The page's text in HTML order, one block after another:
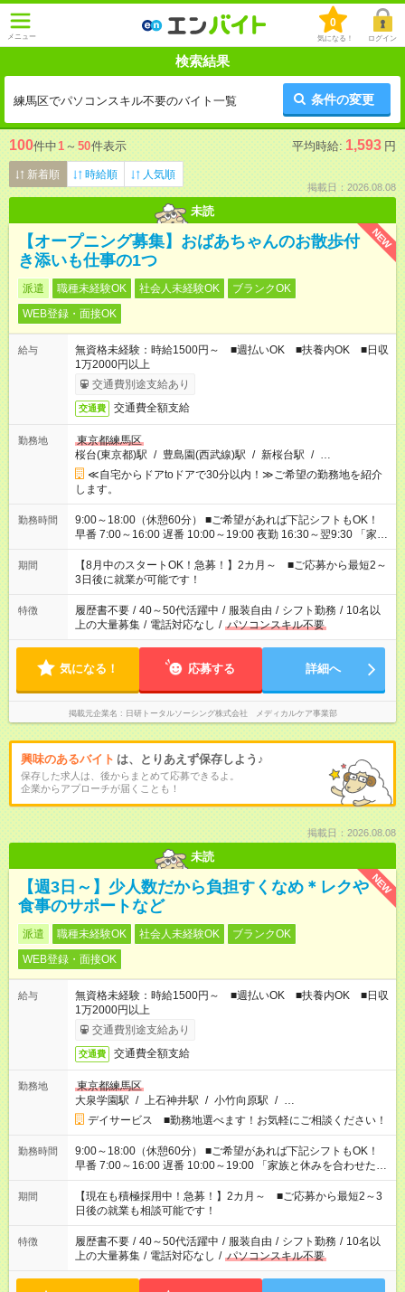
メニュー
0
気になる！ ログイン
検索結果
練馬区でパソコンスキル不要のバイト一覧 条件の変更
100件中1 ～ 50件表示 平均時給: 1,593 円
新着順 時給順 人気順
掲載日：2026.08.08
未読
NEW
【オープニング募集】おばあちゃんのお散歩付
き添いも仕事の1つ
派遣 職種未経験OK 社会人未経験OK
ブランクOK
WEB登録・面接OK
給与
無資格未経験：時給1500円～ ■週払いOK ■扶養内OK ■日収
1万2000円以上
交通費別途支給あり
交通費 交通費全額支給
勤務地
東京都練馬区
桜台(東京都)駅 / 豊島園(西武線)駅 / 新桜台駅 / …
≪自宅からドアtoドアで30分以内！≫ご希望の勤務地を紹介
します。
勤務時間
9:00～18:00（休憩60分） ■ご希望があれば下記シフトもOK！
早番 7:00～16:00 遅番 10:00～19:00 夜勤 16:30～翌9:30 「家族
と休みを合わせたい」 「余裕を持って夕飯の準備がしたい」
「できれば残業はしたくない」 など、ご希望を教えてください
ね。 ※Wワーク希望の方へ 今ご覧のお仕事で希望する勤務時間
と、もう1つのお仕事の勤務時間。 合計で週40時間を超える場
合は応募できません。
期間
【8月中のスタートOK！急募！】2カ月～ ■ご応募から最短2～
3日後に就業が可能です！
特徴 履歴書不要 / 40～50代活躍中 / 服装自由 / シフト勤務 / 10名以
上の大量募集 / 電話対応なし / パソコンスキル不要
気になる！ 応募する 詳細へ
掲載元企業名 日研トータルソーシング株式会社 メディカルケア事業部
興味のあるバイト は、とりあえず保存しよう♪
保存した求人は、後からまとめて応募できるよ。
企業からアプローチが届くことも！
掲載日：2026.08.08
未読
NEW
【週3日～】少人数だから負担すくなめ＊レクや
食事のサポートなど
派遣 職種未経験OK 社会人未経験OK
ブランクOK
WEB登録・面接OK
給与
無資格未経験：時給1500円～ ■週払いOK ■扶養内OK ■日収
1万2000円以上
交通費別途支給あり
交通費 交通費全額支給
勤務地
東京都練馬区
大泉学園駅 / 上石神井駅 / 小竹向原駅 / …
デイサービス ■勤務地選べます！お気軽にご相談ください！
勤務時間
9:00～18:00（休憩60分） ■ご希望があれば下記シフトもOK！
早番 7:00～16:00 遅番 10:00～19:00 「家族と休みを合わせた
い」 「余裕を持って夕飯の準備がしたい」 「できれば残業はし
たくない」 など、ご希望を教えてくださいね。 ※Wワーク希望
の方へ 今ご覧のお仕事で希望する勤務時間と、もう1つのお仕事
の勤務時間。 合計で週40時間を超える場合は応募できません。
期間
【現在も積極採用中！急募！】2カ月～ ■ご応募から最短2～3
日後の就業も相談可能です！
特徴 履歴書不要 / 40～50代活躍中 / 服装自由 / シフト勤務 / 10名以
上の大量募集 / 電話対応なし / パソコンスキル不要